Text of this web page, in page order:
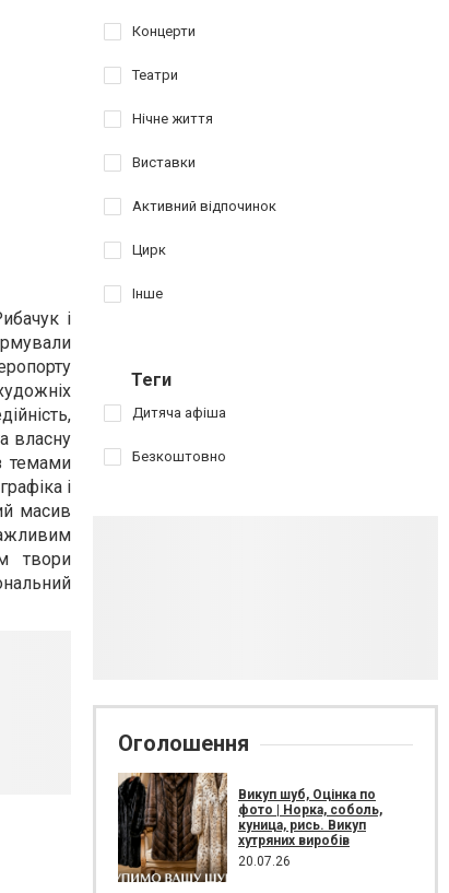
і
власну
темами
і
масив
твори
Концерти
Театри
Нічне життя
Виставки
Активний відпочинок
Цирк
Інше
Теги
Дитяча афіша
Безкоштовно
Оголошення
Викуп шуб, Оцінка по
фото | Норка, соболь,
куница, рись. Викуп
хутряних виробів
20.07.26